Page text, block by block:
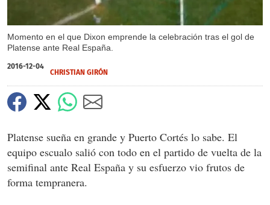
Momento en el que Dixon emprende la celebración tras el gol de
Platense ante Real España.
2016-12-04
CHRISTIAN GIRÓN
Platense sueña en grande y Puerto Cortés lo sabe. El
equipo escualo salió con todo en el partido de vuelta de la
semifinal ante Real España y su esfuerzo vio frutos de
forma tempranera.